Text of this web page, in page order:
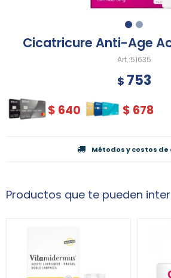
Cicatricure Anti-Age
51635
$ 753
$ 640 $ 678
Métodos y costos de
Productos que te pueden